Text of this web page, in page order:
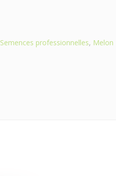
Semences professionnelles, Melon